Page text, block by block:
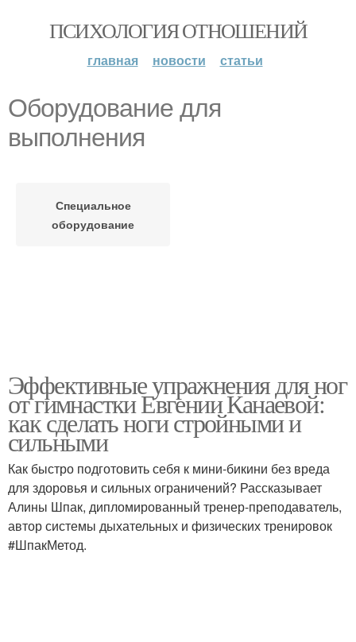
ПСИХОЛОГИЯ ОТНОШЕНИЙ
главная новости статьи
Оборудование для
выполнения
Специальное
оборудование
Эффективные упражнения для ног
от гимнастки Евгении Канаевой:
как сделать ноги стройными и
сильными
Как быстро подготовить себя к мини-бикини без вреда
для здоровья и сильных ограничений? Рассказывает
Алины Шпак, дипломированный тренер-преподаватель,
автор системы дыхательных и физических тренировок
#ШпакМетод.